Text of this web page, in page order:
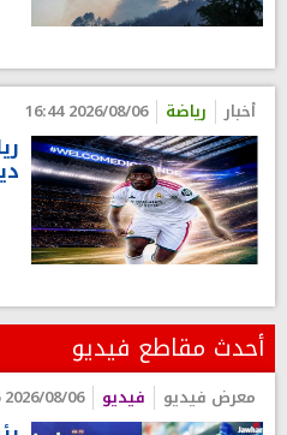
أخبار رياضة 2026/08/06 16:44
أحدث مقاطع فيديو
معرض فيديو فيديو 2026/08/06 09:36